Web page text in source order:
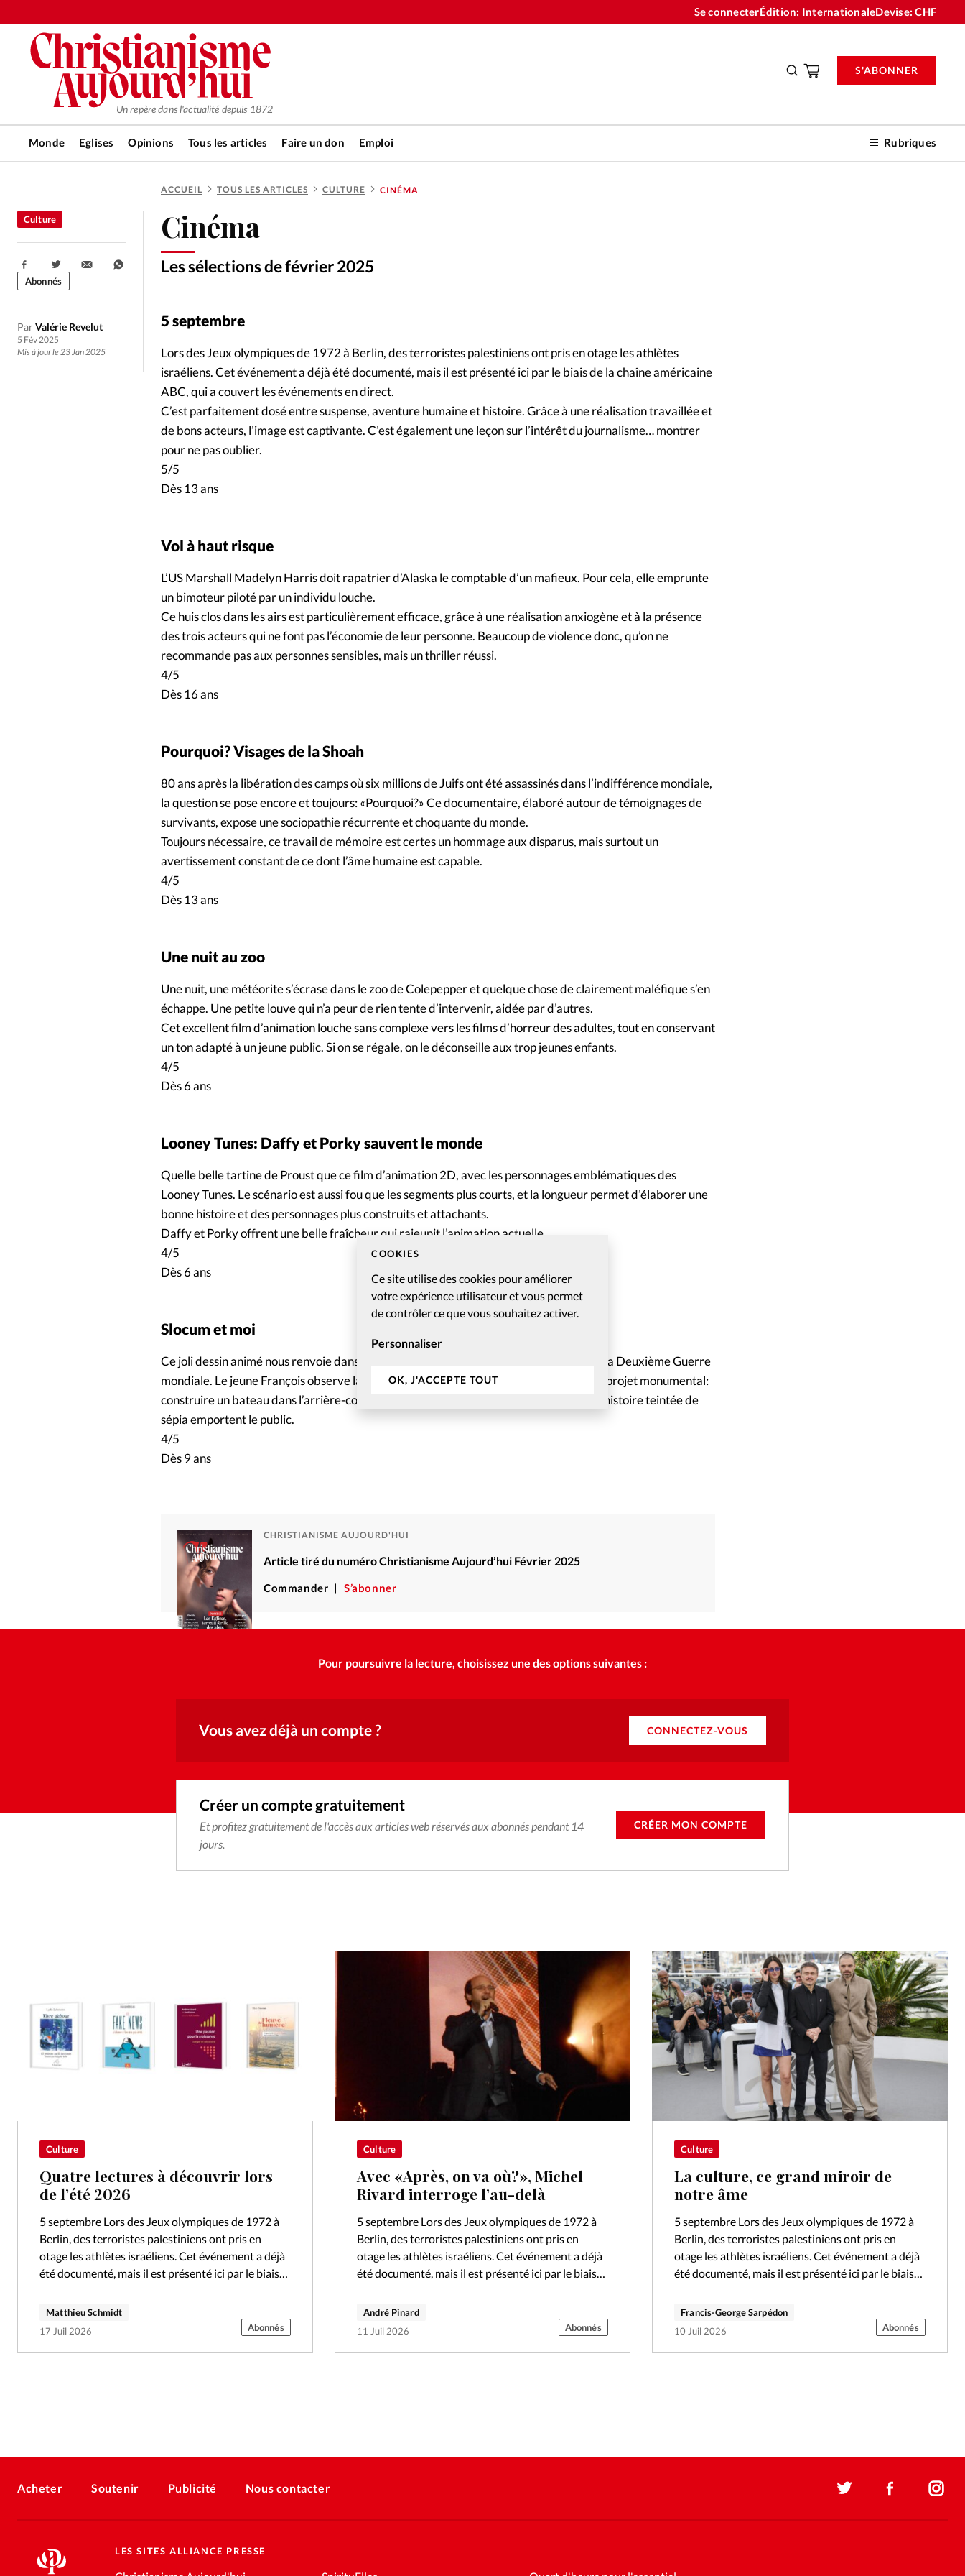
COOKIES
Ce site utilise des cookies pour améliorer
votre expérience utilisateur et vous permet
de contrôler ce que vous souhaitez activer.
Personnaliser
OK, J'ACCEPTE TOUT
Se connecterÉdition: InternationaleDevise:CHF
Un repère dans l'actualité depuis 1872
Monde Eglises Opinions Tous les articles Faire un don Emploi Rubriques
S'ABONNER
RUBRIQUES
Tous les articles
Actualité chrétienne
Actualité internationale
Chronique
Culture
Dossier Eglises
Génération réveil
Monde
Opinions
Publireportage
Relations Aujourd'hui
Tour du monde des Eglises
Vécu
À propos
La rédaction
Mon compte
ACCUEIL TOUS LES ARTICLES CULTURE CINÉMA
Cinéma
Les sélections de février 2025
Culture
ParValérie Revelut
5 Fév 2025
Mis à jour le 23 Jan 2025
Partager:
Abonnés
5 septembre
Lors des Jeux olympiques de 1972 à Berlin, des terroristes palestiniens ont pris en otage les athlètes
israéliens. Cet événement a déjà été documenté, mais il est présenté ici par le biais de la chaîne américaine
ABC, qui a couvert les événements en direct.
C’est parfaitement dosé entre suspense, aventure humaine et histoire. Grâce à une réalisation travaillée et
de bons acteurs, l’image est captivante. C’est également une leçon sur l’intérêt du journalisme… montrer
pour ne pas oublier.
5/5
Dès 13 ans
Vol à haut risque
L’US Marshall Madelyn Harris doit rapatrier d’Alaska le comptable d’un mafieux. Pour cela, elle emprunte
un bimoteur piloté par un individu louche.
Ce huis clos dans les airs est particulièrement efficace, grâce à une réalisation anxiogène et à la présence
des trois acteurs qui ne font pas l’économie de leur personne. Beaucoup de violence donc, qu’on ne
recommande pas aux personnes sensibles, mais un thriller réussi.
4/5
Dès 16 ans
Pourquoi? Visages de la Shoah
80 ans après la libération des camps où six millions de Juifs ont été assassinés dans l’indifférence mondiale,
la question se pose encore et toujours: «Pourquoi?» Ce documentaire, élaboré autour de témoignages de
survivants, expose une sociopathie récurrente et choquante du monde.
Toujours nécessaire, ce travail de mémoire est certes un hommage aux disparus, mais surtout un
avertissement constant de ce dont l’âme humaine est capable.
4/5
Dès 13 ans
Une nuit au zoo
Une nuit, une météorite s’écrase dans le zoo de Colepepper et quelque chose de clairement maléfique s’en
échappe. Une petite louve qui n’a peur de rien tente d’intervenir, aidée par d’autres.
Cet excellent film d’animation louche sans complexe vers les films d’horreur des adultes, tout en conservant
un ton adapté à un jeune public. Si on se régale, on le déconseille aux trop jeunes enfants.
4/5
Dès 6 ans
Looney Tunes: Daffy et Porky sauvent le monde
Quelle belle tartine de Proust que ce film d’animation 2D, avec les personnages emblématiques des
Looney Tunes. Le scénario est aussi fou que les segments plus courts, et la longueur permet d’élaborer une
bonne histoire et des personnages plus construits et attachants.
Daffy et Porky offrent une belle fraîcheur qui rajeunit l’animation actuelle.
4/5
Dès 6 ans
Slocum et moi
Ce joli dessin animé nous renvoie dans le passé, lorsque la France se reconstruit après la Deuxième Guerre
mondiale. Le jeune François observe la dynamique familiale qui se fédère autour d’un projet monumental:
construire un bateau dans l’arrière-cour. La beauté de l’animation et la tendresse de l’histoire teintée de
sépia emportent le public.
4/5
Dès 9 ans
CHRISTIANISME AUJOURD'HUI
Article tiré du numéro Christianisme Aujourd’hui Février 2025
Commander S’abonner
Pour poursuivre la lecture, choisissez une des options suivantes :
Vous avez déjà un compte ? CONNECTEZ-VOUS
Créer un compte gratuitement
Et profitez gratuitement de l'accès aux articles web réservés aux abonnés pendant 14
jours.
CRÉER MON COMPTE
Culture
Quatre lectures à découvrir lors
de l’été 2026
5 septembre Lors des Jeux olympiques de 1972 à
Berlin, des terroristes palestiniens ont pris en
otage les athlètes israéliens. Cet événement a déjà
été documenté, mais il est présenté ici par le biais
Matthieu Schmidt
17 Juil 2026
Abonnés
Culture
Avec «Après, on va où?», Michel
Rivard interroge l’au-delà
5 septembre Lors des Jeux olympiques de 1972 à
Berlin, des terroristes palestiniens ont pris en
otage les athlètes israéliens. Cet événement a déjà
été documenté, mais il est présenté ici par le biais
André Pinard
11 Juil 2026
Abonnés
Culture
La culture, ce grand miroir de
notre âme
5 septembre Lors des Jeux olympiques de 1972 à
Berlin, des terroristes palestiniens ont pris en
otage les athlètes israéliens. Cet événement a déjà
été documenté, mais il est présenté ici par le biais
Francis-George Sarpédon
10 Juil 2026
Abonnés
Acheter Soutenir Publicité Nous contacter
LES SITES ALLIANCE PRESSE